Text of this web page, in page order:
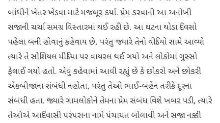
બાંધીને ખેતર ખેડવા માટે મજબૂર કર્યા. પ્રેમ કરવાની આ અનોખી
સજાની ચર્ચા સમગ્ર વિસ્તારમાં થઈ રહી છે. આ ઘટના થોડા દિવસો
પહેલા બની હોવાનું કહેવાય છે, પરંતુ જ્યારે તેનો વીડિયો સામે આવ્યો
ત્યારે તે સોશિયલ મીડિયા પર વાયરલ થઈ ગયો અને લોકોમાં ગુસ્સો
ફેલાઈ ગયો હતો. એવું કહેવામાં આવી રહ્યું છે કે છોકરો અને છોકરી
એકબીજાના સંબંધી નહોતા, પરંતુ તેઓ ભાઈ-બહેન તરીકે દૂરના
સંબંધી હતા. જ્યારે ગામલોકોને તેમના પ્રેમ સંબંધ વિશે ખબર પડી, ત્યારે
તેઓએ આદિવાસી પરંપરાના નામે પંચાયત બોલાવી અને સજા નક્કી